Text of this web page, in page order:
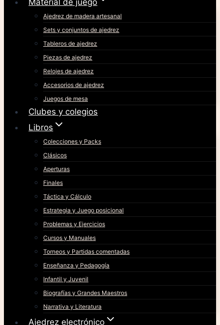
Material de juego
Ajedrez de madera artesanal
Sets y conjuntos de ajedrez
Tableros de ajedrez
Piezas de ajedrez
Relojes de ajedrez
Accesorios de ajedrez
Juegos de mesa
Clubes y colegios
Libros
Colecciones y Packs
Clásicos
Aperturas
Finales
Táctica y Cálculo
Estrategia y Juego posicional
Problemas y Ejercicios
Cursos y Manuales
Torneos y Partidas comentadas
Enseñanza y Pedagogía
Infantil y Juvenil
Biografías y Grandes Maestros
Narrativa y Literatura
Ajedrez electrónico